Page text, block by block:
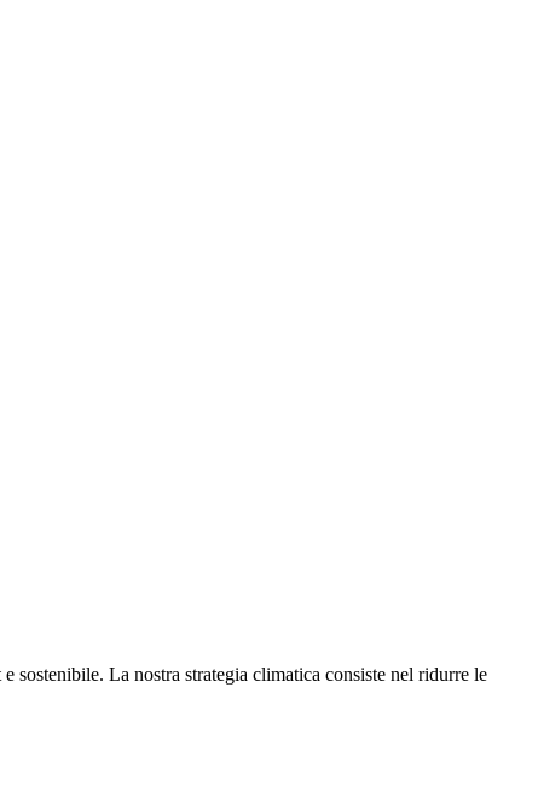
La nostra strategia climatica consiste nel ridurre le